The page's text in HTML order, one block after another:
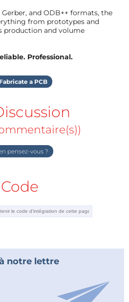
and ODB++ formats, the
from prototypes and
production and volume
Professional.
Fabricate a PCB
pensez-vous ?
Code
notre lettre